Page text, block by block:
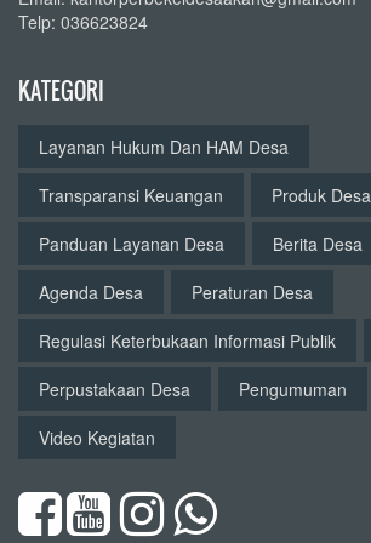
Telp: 036623824
KATEGORI
Layanan Hukum Dan HAM Desa
Transparansi Keuangan
Produk Desa
Panduan Layanan Desa
Berita Desa
Agenda Desa
Peraturan Desa
Regulasi Keterbukaan Informasi Publik
Perpustakaan Desa
Pengumuman
Video Kegiatan